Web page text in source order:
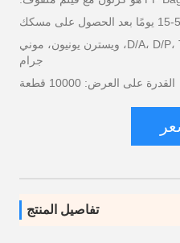
شروط الدفع: خطاب الاعتماد، D/A، D/P، T/T، ويسترن يونيون، موني
جرام
القدرة على العرض: 10000 قطعة
تفاصيل المنتج